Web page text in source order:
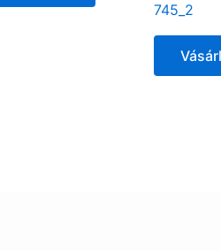
745_2